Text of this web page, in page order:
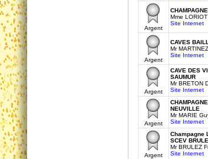
Argent
Mme
Site Internet
Argent
CAVES
Mr
Site Internet
Argent
CAVE DES
SAUMUR
Mr BRETON
Site Internet
Argent
NEUVILLE
Mr MARIE
Site Internet
Argent
Champagne
SCEV
Mr BRULEZ
Site Internet